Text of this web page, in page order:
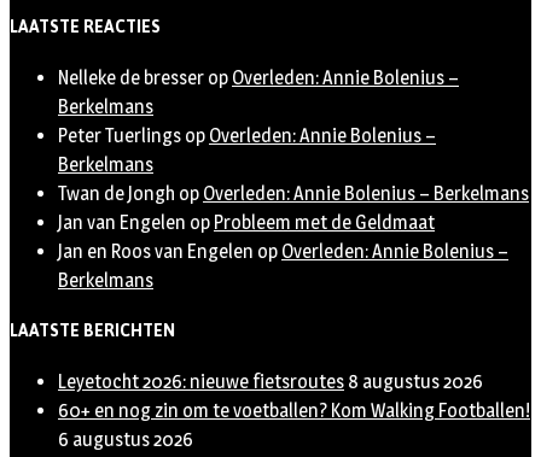
LAATSTE REACTIES
Nelleke de bresser op Overleden: Annie Bolenius –
Berkelmans
Peter Tuerlings op Overleden: Annie Bolenius –
Berkelmans
Twan de Jongh op Overleden: Annie Bolenius – Berkelmans
Jan van Engelen op Probleem met de Geldmaat
Jan en Roos van Engelen op Overleden: Annie Bolenius –
Berkelmans
LAATSTE BERICHTEN
Leyetocht 2026: nieuwe fietsroutes 8 augustus 2026
60+ en nog zin om te voetballen? Kom Walking Footballen!
6 augustus 2026